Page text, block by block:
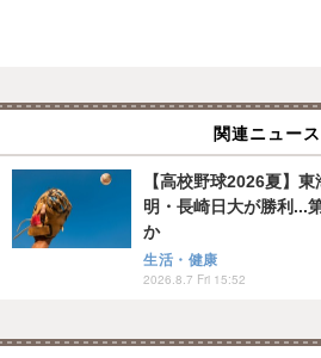
関連ニュース
【高校野球2026夏】
明・長崎日大が勝利...
か
生活・健康
2026.8.7 Fri 15:52